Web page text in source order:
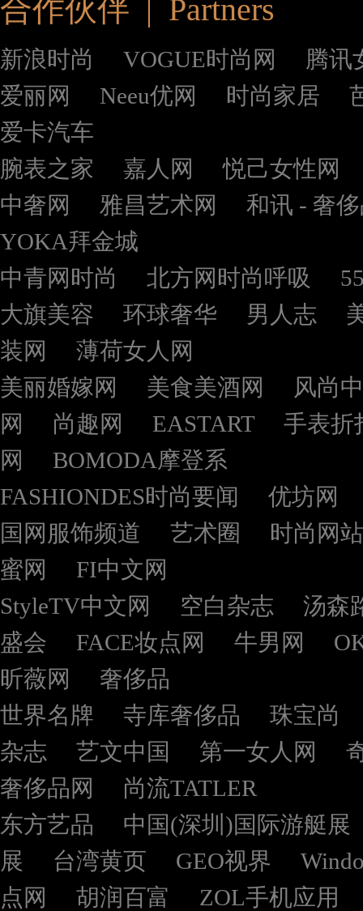
合作伙伴 | Partners
新浪时尚 VOGUE时尚网
腾讯
爱丽网
Neeu优网 时尚家居
爱卡汽车
腕表之家
嘉人网
悦己女性网
中奢网
雅昌艺术网
和讯 - 奢
YOKA拜金城
中青网时尚
北方网时尚呼吸
大旗美容
环球奢华 男人志
装网
薄荷女人网
美丽婚嫁网
美食美酒网
风尚
网
尚趣网 EASTART
手表折
网
BOMODA摩登系
FASHIONDES时尚要闻
优坊网
国网服饰频道
艺术圈
时尚网站
蜜网
FI中文网
StyleTV中文网
空白杂志
汤森
盛会
FACE妆点网 牛男网
昕薇网
奢侈品
世界名牌
寺库奢侈品
珠宝尚
杂志
艺文中国 第一女人网
奢侈品网
尚流TATLER
东方艺品
中国(深圳)国际游艇展
展
台湾黄页 GEO视界
点网
胡润百富 ZOL手机应用